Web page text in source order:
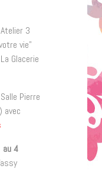
3
vie"
Glacerie
Pierre
avec
au 4